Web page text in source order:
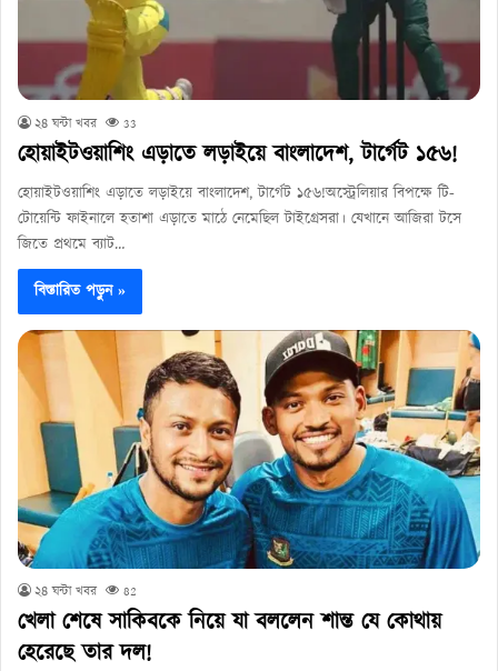
২৪ ঘন্টা খবর 33
হোয়াইটওয়াশিং এড়াতে লড়াইয়ে বাংলাদেশ, টার্গেট ১৫৬!
হোয়াইটওয়াশিং এড়াতে লড়াইয়ে বাংলাদেশ, টার্গেট ১৫৬!অস্ট্রেলিয়ার বিপক্ষে টি-
টোয়েন্টি ফাইনালে হতাশা এড়াতে মাঠে নেমেছিল টাইগ্রেসরা। যেখানে আজিরা টসে
জিতে প্রথমে ব্যাট…
বিস্তারিত পড়ুন »
২৪ ঘন্টা খবর 82
খেলা শেষে সাকিবকে নিয়ে যা বললেন শান্ত যে কোথায়
হেরেছে তার দল!